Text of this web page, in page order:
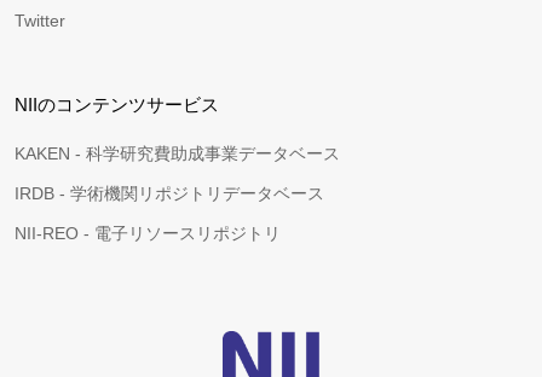
Twitter
NIIのコンテンツサービス
KAKEN - 科学研究費助成事業データベース
IRDB - 学術機関リポジトリデータベース
NII-REO - 電子リソースリポジトリ